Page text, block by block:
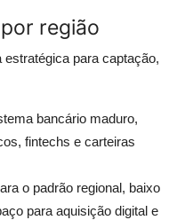
região
para captação,
bancário maduro,
fintechs e carteiras
o padrão regional, baixo
para aquisição digital e